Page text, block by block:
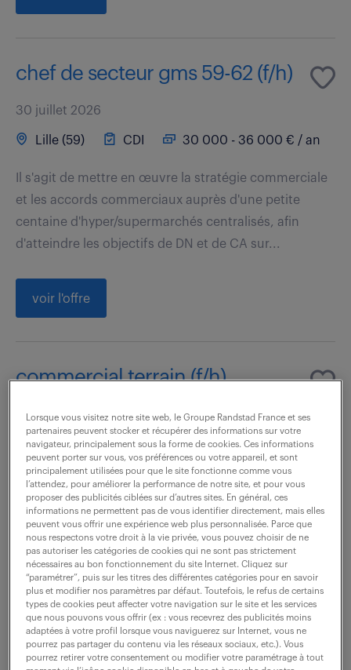
chef de secteur gms 59-62 (f/h)
30 juillet 2026
Lille (59) CDI 30 000 - 36 000 € / an
Il s'agit de mettre en œuvre la stratégie commerciale
et les accords commerciaux auprès d'une petite
centaine d'hyper/supermarchés centralisés, afin
d'atteindre les objectifs de DN et de CA sur...
voir l'offre
commercial terrain (f/h)
29 juillet 2026
Lille (59) CDI 40 000 - 60 000 € / an
En charge du développement du chiffre d'affaires et
de la marge commerciale sur son secteur. Il met en
œuvre la politique commerciale de la marque. Suivi
clients et développement du chiffre...
voir l'offre
Lorsque vous visitez notre site web, le Groupe Randstad France et ses
partenaires peuvent stocker et récupérer des informations sur votre
navigateur, principalement sous la forme de cookies. Ces informations
peuvent porter sur vous, vos préférences ou votre appareil, et sont
principalement utilisées pour que le site fonctionne comme vous
l’attendez, pour améliorer la performance de notre site, et pour vous
proposer des publicités ciblées sur d’autres sites. En général, ces
informations ne permettent pas de vous identifier directement, mais elles
peuvent vous offrir une expérience web plus personnalisée. Parce que
nous respectons votre droit à la vie privée, vous pouvez choisir de ne
pas autoriser les catégories de cookies qui ne sont pas strictement
nécessaires au bon fonctionnement du site Internet. Cliquez sur
“paramétrer”, puis sur les titres des différentes catégories pour en savoir
plus et modifier nos paramètres par défaut. Toutefois, le refus de certains
types de cookies peut affecter votre navigation sur le site et les services
que nous pouvons vous offrir (ex : vous recevrez des publicités moins
adaptées à votre profil lorsque vous naviguerez sur Internet, vous ne
pourrez pas partager du contenu via les réseaux sociaux, etc.). Vous
pourrez retirer votre consentement ou modifier votre paramétrage à tout